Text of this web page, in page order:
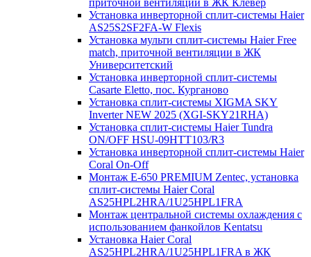
приточной вентиляции в ЖК Клевер
Установка инверторной сплит-системы Haier
AS25S2SF2FA-W Flexis
Установка мульти сплит-системы Haier Free
match, приточной вентиляции в ЖК
Университетский
Установка инверторной сплит-системы
Casarte Eletto, пос. Курганово
Установка сплит-системы XIGMA SKY
Inverter NEW 2025 (XGI-SKY21RHA)
Установка сплит-системы Haier Tundra
ON/OFF HSU-09HTT103/R3
Установка инверторной сплит-системы Haier
Coral On-Off
Монтаж E-650 PREMIUM Zentec, установка
сплит-системы Haier Coral
AS25HPL2HRA/1U25HPL1FRA
Монтаж центральной системы охлаждения с
использованием фанкойлов Kentatsu
Установка Haier Coral
AS25HPL2HRA/1U25HPL1FRA в ЖК